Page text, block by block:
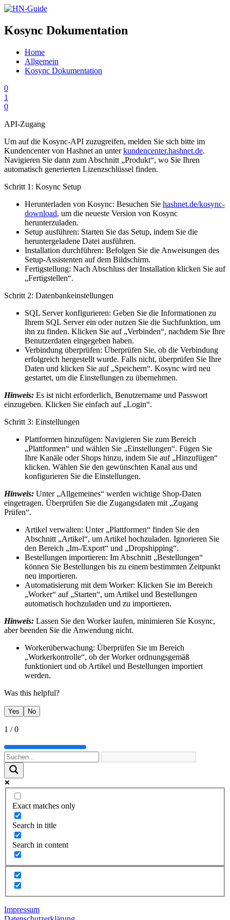
Skip
content
Kosync Dokumentation
Home
Allgemein
Kosync Dokumentation
0
1
0
API-Zugang
Um auf die Kosync-API zuzugreifen, melden Sie sich bitte im
Kundencenter von Hashnet an unterkundencenter.hashnet.de.
Navigieren Sie dann zum Abschnitt „Produkt“, wo Sie Ihren
automatisch generierten Lizenzschlüssel finden.
Schritt 1: Kosync Setup
Herunterladen von Kosync: Besuchen Sie hashnet.de/kosync-
download, um die neueste Version von Kosync
herunterzuladen.
Setup ausführen: Starten Sie das Setup, indem Sie die
heruntergeladene Datei ausführen.
Installation durchführen: Befolgen Sie die Anweisungen des
Setup-Assistenten auf dem Bildschirm.
Fertigstellung: Nach Abschluss der Installation klicken Sie auf
„Fertigstellen“.
Schritt 2: Datenbankeinstellungen
SQL Server konfigurieren: Geben Sie die Informationen zu
Ihrem SQL Server ein oder nutzen Sie die Suchfunktion, um
ihn zu finden. Klicken Sie auf „Verbinden“, nachdem Sie Ihre
Benutzerdaten eingegeben haben.
Verbindung überprüfen: Überprüfen Sie, ob die Verbindung
erfolgreich hergestellt wurde. Falls nicht, überprüfen Sie Ihre
Daten und klicken Sie auf „Speichern“. Kosync wird neu
gestartet, um die Einstellungen zu übernehmen.
Hinweis: Es ist nicht erforderlich, Benutzername und Passwort
einzugeben. Klicken Sie einfach auf „Login“.
Schritt 3: Einstellungen
Plattformen hinzufügen: Navigieren Sie zum Bereich
„Plattformen“ und wählen Sie „Einstellungen“. Fügen Sie
Ihre Kanäle oder Shops hinzu, indem Sie auf „Hinzufügen“
klicken. Wählen Sie den gewünschten Kanal aus und
konfigurieren Sie die Einstellungen.
Hinweis: Unter „Allgemeines“ werden wichtige Shop-Daten
eingetragen. Überprüfen Sie die Zugangsdaten mit „Zugang
Prüfen“.
Artikel verwalten: Unter „Plattformen“ finden Sie den
Abschnitt „Artikel“, um Artikel hochzuladen. Ignorieren Sie
den Bereich „Im-/Export“ und „Dropshipping“.
Bestellungen importieren: Im Abschnitt „Bestellungen“
können Sie Bestellungen bis zu einem bestimmten Zeitpunkt
neu importieren.
Automatisierung mit dem Worker: Klicken Sie im Bereich
„Worker“ auf „Starten“, um Artikel und Bestellungen
automatisch hochzuladen und zu importieren.
Hinweis: Lassen Sie den Worker laufen, minimieren Sie Kosync,
aber beenden Sie die Anwendung nicht.
Workerüberwachung: Überprüfen Sie im Bereich
„Workerkontrolle“, ob der Worker ordnungsgemäß
funktioniert und ob Artikel und Bestellungen importiert
werden.
Was this helpful?
Yes No
1 /0
Exact matches only
Search in title
Search in content
Impressum